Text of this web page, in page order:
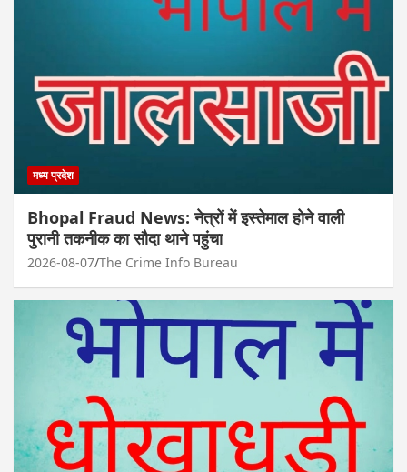
मध्य प्रदेश
Bhopal Fraud News: नेत्रों में इस्तेमाल होने वाली
पुरानी तकनीक का सौदा थाने पहुंचा
2026-08-07 The Crime Info Bureau